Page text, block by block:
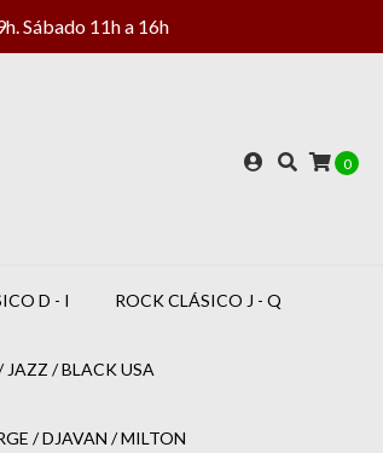
Sábado 11h a 16h
0
D - I ROCK CLÁSICO J - Q
JAZZ / BLACK USA
/ DJAVAN / MILTON